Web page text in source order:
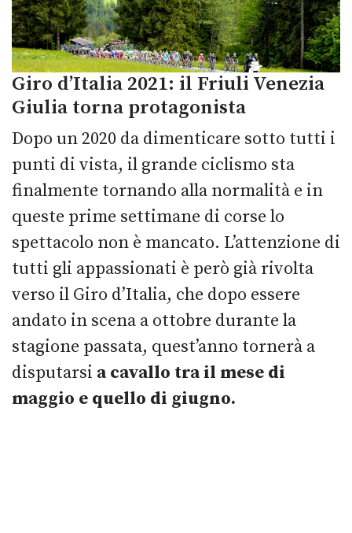
Giro d’Italia 2021: il Friuli Venezia
Giulia torna protagonista
Dopo un 2020 da dimenticare sotto tutti i
punti di vista, il grande ciclismo sta
finalmente tornando alla normalità e in
queste prime settimane di corse lo
spettacolo non è mancato. L’attenzione di
tutti gli appassionati è però già rivolta
verso il Giro d’Italia, che dopo essere
andato in scena a ottobre durante la
stagione passata, quest’anno tornerà a
disputarsi a cavallo tra il mese di
maggio e quello di giugno.